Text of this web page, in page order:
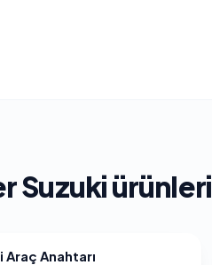
Suzukiürünleri
Araç Anahtarı